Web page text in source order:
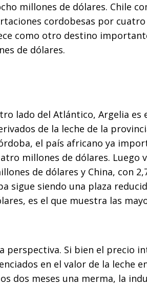
millones de dólares. Chile
cordobesas por
como otro destino
de dólares.
lado del Atlántico, Argelia
de la leche de la
el país africano ya
millones de dólares. Luego
de dólares y China, con
sigue siendo una plaza
es el que muestra las
perspectiva. Si bien el precio
en el valor de la leche
dos meses una merma, la